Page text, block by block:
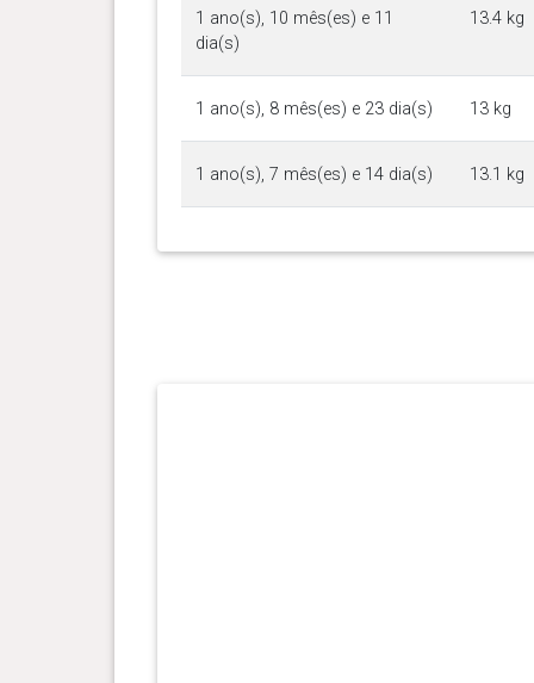
1 ano(s), 10 mês(es) e 11
dia(s)
13.4 kg
1 ano(s), 8 mês(es) e 23 dia(s) 13 kg
1 ano(s), 7 mês(es) e 14 dia(s) 13.1 kg